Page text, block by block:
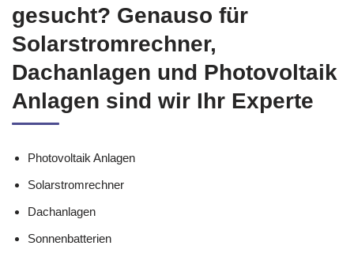
gesucht? Genauso für
Solarstromrechner,
Dachanlagen und Photovoltaik
Anlagen sind wir Ihr Experte
Photovoltaik Anlagen
Solarstromrechner
Dachanlagen
Sonnenbatterien